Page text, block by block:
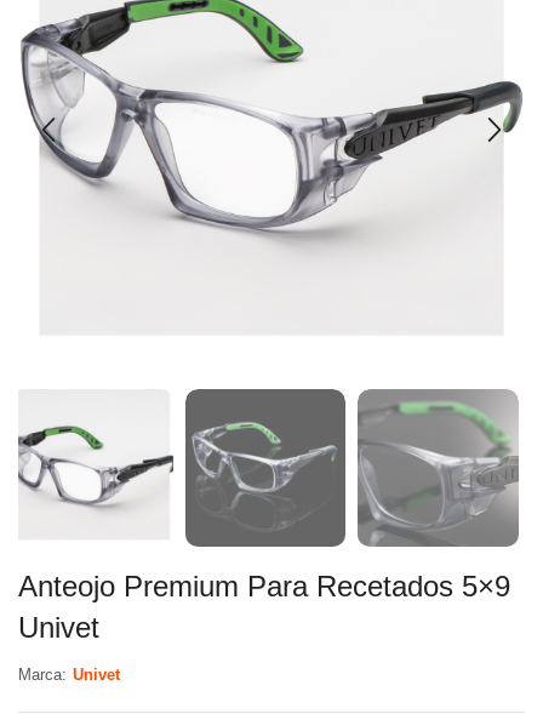
Anteojo Premium Para Recetados 5×9
Univet
Marca: Univet